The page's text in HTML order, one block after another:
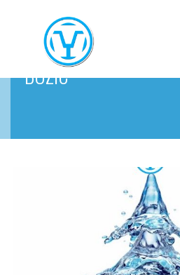
BOZIC